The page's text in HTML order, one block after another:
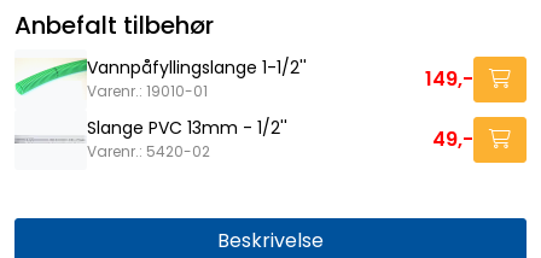
Beskrivelse
Anbefalt tilbehør
Vannpåfyllingslange 1-1/2''
Varenr.: 19010-01 149,-
Slange PVC 13mm - 1/2''
Varenr.: 5420-02 49,-